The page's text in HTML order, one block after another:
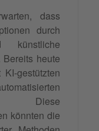
dass
durch
künstliche
heute
gestützten
Diese
könnten die